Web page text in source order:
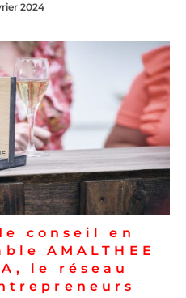
2024
conseil en
AMALTHEE
le réseau